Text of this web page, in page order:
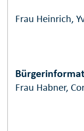
Frau Heinrich,
Frau Habner,